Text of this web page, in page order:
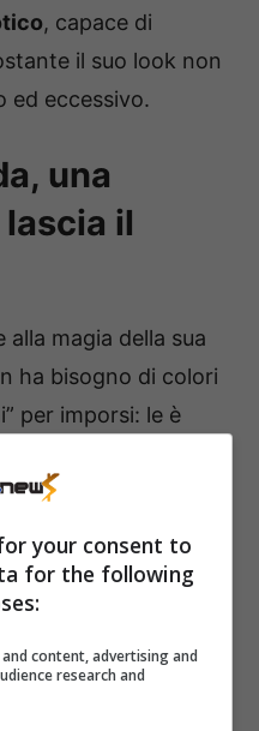
, capace di
il suo look non
ed eccessivo.
una
il
alla magia della sua
ha bisogno di colori
per imporsi: le è
una normale
your consent to
for the following
content, advertising and
research and